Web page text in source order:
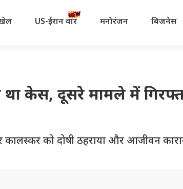
US-ईरान वॉर मनोरंजन बिजनेस
केस, दूसरे मामले में
को दोषी ठहराया और आजीवन